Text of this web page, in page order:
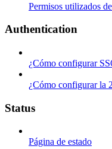
Permisos utilizados
Authentication
¿Cómo configurar
¿Cómo configurar la
Status
Página de estado